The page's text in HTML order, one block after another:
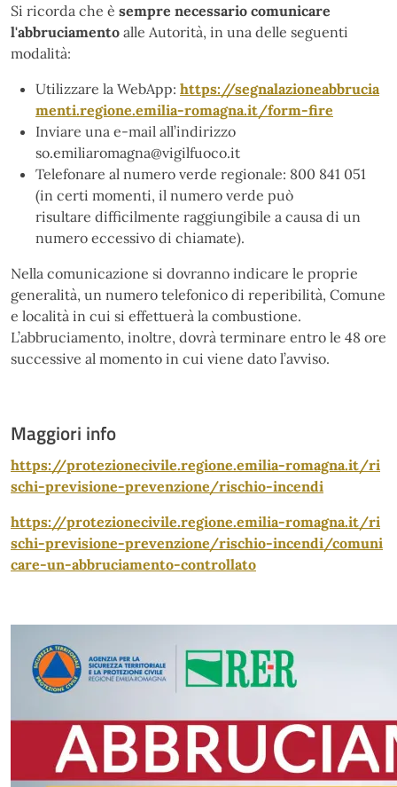
Si ricorda che è sempre necessario comunicare
l'abbruciamento alle Autorità, in una delle seguenti
modalità:
Utilizzare la WebApp: https://segnalazioneabbrucia
menti.regione.emilia-romagna.it/form-fire
Inviare una e-mail all’indirizzo
so.emiliaromagna@vigilfuoco.it
Telefonare al numero verde regionale: 800 841 051
(in certi momenti, il numero verde può
risultare difficilmente raggiungibile a causa di un
numero eccessivo di chiamate).
Nella comunicazione si dovranno indicare le proprie
generalità, un numero telefonico di reperibilità, Comune
e località in cui si effettuerà la combustione.
L’abbruciamento, inoltre, dovrà terminare entro le 48 ore
successive al momento in cui viene dato l’avviso.
Maggiori info
https://protezionecivile.regione.emilia-romagna.it/ri
schi-previsione-prevenzione/rischio-incendi
https://protezionecivile.regione.emilia-romagna.it/ri
schi-previsione-prevenzione/rischio-incendi/comuni
care-un-abbruciamento-controllato